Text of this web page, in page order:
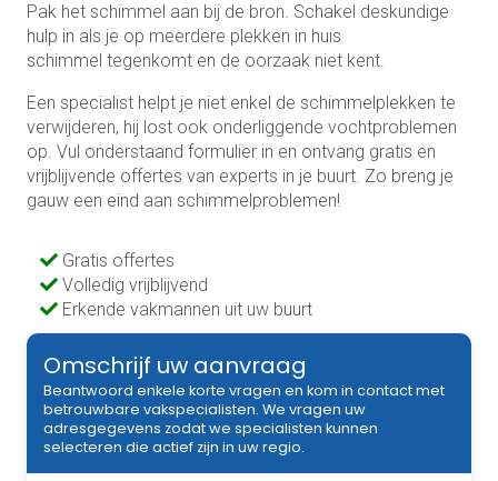
Pak het schimmel aan bij de bron. Schakel deskundige
hulp in als je op meerdere plekken in huis
schimmel tegenkomt en de oorzaak niet kent.
Een specialist helpt je niet enkel de schimmelplekken te
verwijderen, hij lost ook onderliggende vochtproblemen
op. Vul onderstaand formulier in en ontvang gratis en
vrijblijvende offertes van experts in je buurt. Zo breng je
gauw een eind aan schimmelproblemen!
Gratis offertes
Volledig vrijblijvend
Erkende vakmannen uit uw buurt
Omschrijf uw aanvraag
Beantwoord enkele korte vragen en kom in contact met
betrouwbare vakspecialisten. We vragen uw
adresgegevens zodat we specialisten kunnen
selecteren die actief zijn in uw regio.